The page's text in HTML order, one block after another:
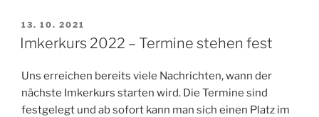
VERÖFFENTLICHT
AM
13. 10. 2021
Imkerkurs 2022 – Termine stehen fest
Uns erreichen bereits viele Nachrichten, wann der
nächste Imkerkurs starten wird. Die Termine sind
festgelegt und ab sofort kann man sich einen Platz im